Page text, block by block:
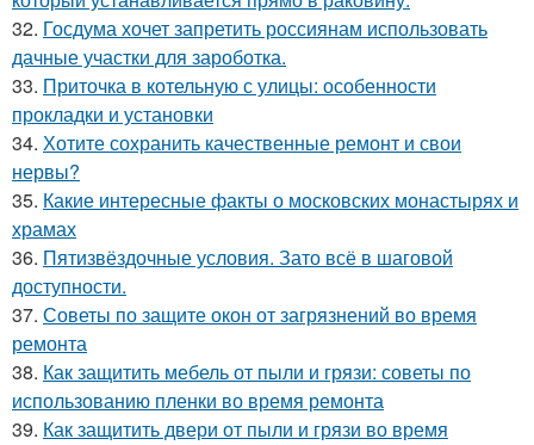
32. Госдума хочет запретить россиянам использовать
дачные участки для зароботка.
33. Приточка в котельную с улицы: особенности
прокладки и установки
34. Хотите сохранить качественные ремонт и свои
нервы?
35. Какие интересные факты о московских монастырях и
храмах
36. Пятизвёздочные условия. Зато всё в шаговой
доступности.
37. Советы по защите окон от загрязнений во время
ремонта
38. Как защитить мебель от пыли и грязи: советы по
использованию пленки во время ремонта
39. Как защитить двери от пыли и грязи во время